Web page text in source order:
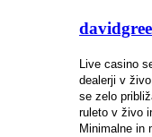
Live casino
dealerji v
se zelo
ruleto v živo
Minimalne in